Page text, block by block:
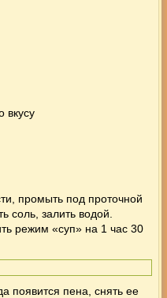
вкусу
промыть под проточной
соль, залить водой.
режим «суп» на 1 час 30
появится пена, снять ее